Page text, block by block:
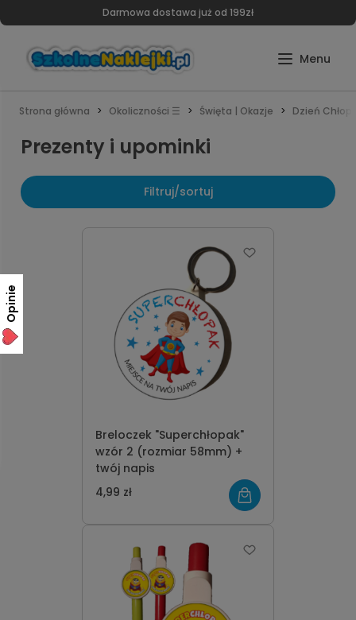
Darmowa dostawa już od 199zł
Strona główna Okoliczności ☰ Święta | Okazje Dzień
Prezenty i upominki
Filtruj/sortuj
Breloczek "Superchłopak"
wzór 2 (rozmiar 58mm) +
twój napis
4,99 zł
Opinie